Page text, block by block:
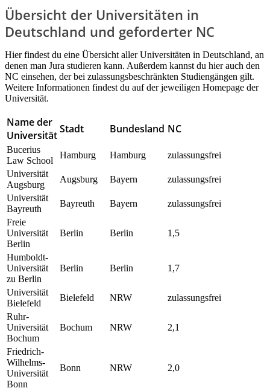
Übersicht der Universitäten in
Deutschland und geforderter NC
Hier findest du eine Übersicht aller Universitäten in Deutschland, an
denen man Jura studieren kann. Außerdem kannst du hier auch den
NC einsehen, der bei zulassungsbeschränkten Studiengängen gilt.
Weitere Informationen findest du auf der jeweiligen Homepage der
Universität.
Name der
UniversitätStadt Bundesland NC
Bucerius
Law School
Hamburg Hamburg
zulassungsfrei
Universität
Augsburg
Augsburg Bayern
zulassungsfrei
Universität
Bayreuth
Bayreuth Bayern
zulassungsfrei
Freie
Universität
Berlin
Berlin Berlin 1,5
Humboldt-
Universität
zu Berlin
Berlin Berlin 1,7
Universität
Bielefeld
Bielefeld NRW
zulassungsfrei
Ruhr-
Universität
Bochum
Bochum NRW 2,1
Friedrich-
Wilhelms-
Universität
Bonn
Bonn NRW 2,0